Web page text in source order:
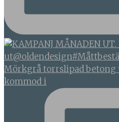
Mörkgrå torrslipad betong
kommod i